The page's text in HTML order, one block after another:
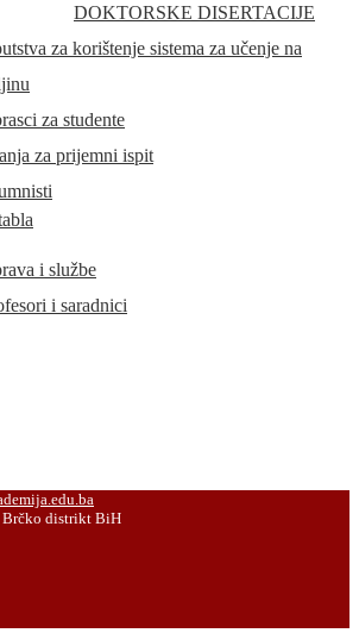
DOKTORSKE DISERTACIJE
za korištenje sistema za učenje na
za studente
za prijemni ispit
i službe
i saradnici
Brčko distrikt BiH